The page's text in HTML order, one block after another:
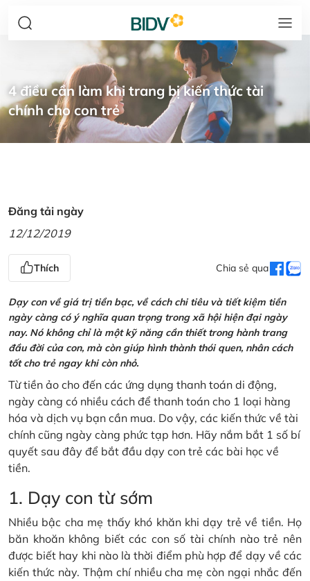
4 điều cần làm khi trang bị kiến thức tài
chính cho con trẻ
Đăng tải ngày
12/12/2019
Thích Chia sẻ qua
Dạy con về giá trị tiền bạc, về cách chi tiêu và tiết kiệm tiền
ngày càng có ý nghĩa quan trọng trong xã hội hiện đại ngày
nay. Nó không chỉ là một kỹ năng cần thiết trong hành trang
đầu đời của con, mà còn giúp hình thành thói quen, nhân cách
tốt cho trẻ ngay khi còn nhỏ.
Từ tiền ảo cho đến các ứng dụng thanh toán di động,
ngày càng có nhiều cách để thanh toán cho 1 loại hàng
hóa và dịch vụ bạn cần mua. Do vậy, các kiến thức về tài
chính cũng ngày càng phức tạp hơn. Hãy nắm bắt 1 số bí
quyết sau đây để bắt đầu dạy con trẻ các bài học về
tiền.
1. Dạy con từ sớm
Nhiều bậc cha mẹ thấy khó khăn khi dạy trẻ về tiền. Họ
băn khoăn không biết các con số tài chính nào trẻ nên
được biết hay khi nào là thời điểm phù hợp để dạy về các
kiến thức này. Thậm chí nhiều cha mẹ còn ngại nhắc đến